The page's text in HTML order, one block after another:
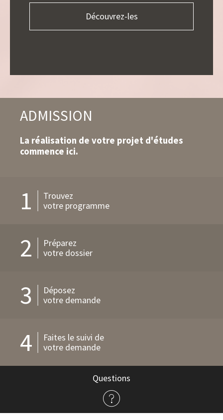
Découvrez-les
ADMISSION
La réalisation de votre projet d'études
commence ici.
1
Trouvez
votre programme
2
Préparez
votre dossier
3
Déposez
votre demande
4
Faites le suivi de
votre demande
Questions
l'admission